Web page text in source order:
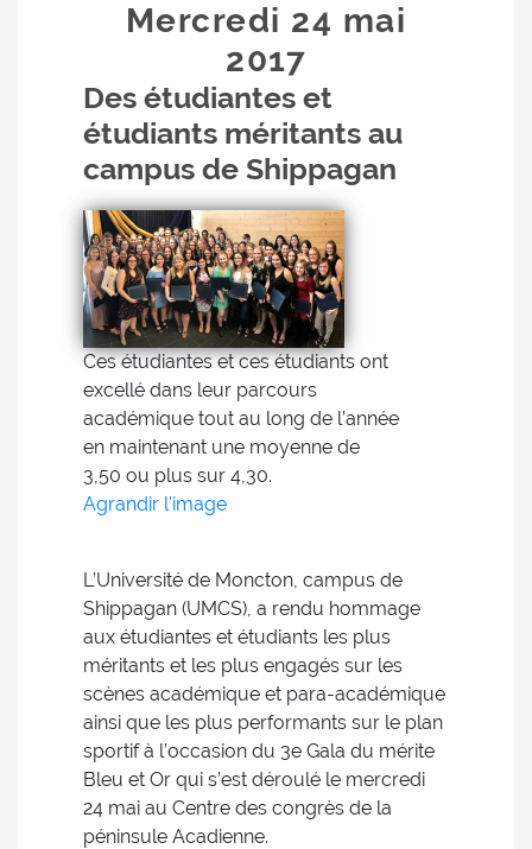
Mercredi 24 mai
2017
Des étudiantes et
étudiants méritants au
campus de Shippagan
Ces étudiantes et ces étudiants ont
excellé dans leur parcours
académique tout au long de l’année
en maintenant une moyenne de
3,50 ou plus sur 4,30.
Agrandir l'image
L’Université de Moncton, campus de
Shippagan (UMCS), a rendu hommage
aux étudiantes et étudiants les plus
méritants et les plus engagés sur les
scènes académique et para-académique
ainsi que les plus performants sur le plan
sportif à l’occasion du 3e Gala du mérite
Bleu et Or qui s’est déroulé le mercredi
24 mai au Centre des congrès de la
péninsule Acadienne.